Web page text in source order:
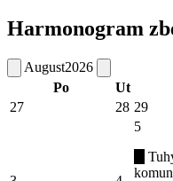
Harmonogram
August2026
Po
Ut
27
28 29
5